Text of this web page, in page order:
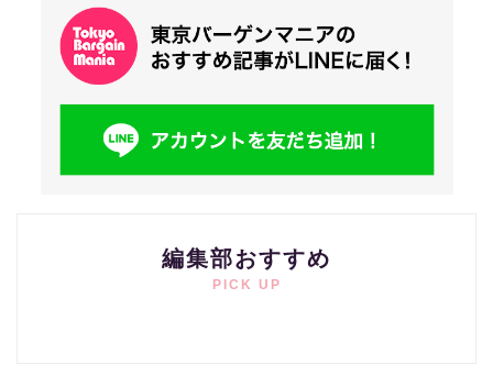
編集部おすすめ
PICK UP